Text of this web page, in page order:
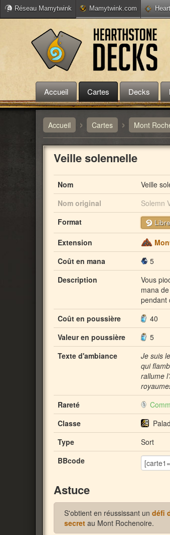
Réseau Mamytwink Mamytwink.com
Accueil Cartes Decks
Accueil › Cartes › Mont
Veille solennelle
Nom
Veille
Nom original
Solemn
Format
Libre
Extension
Coût en mana
5
Description
Vous
mana
pendant
Coût en poussière
40
Valeur en poussière
5
Texte d'ambiance
Je suis
qui
rallume
Rareté
Classe
Type
Sort
BBcode
Astuce
S'obtient en réussissant un défi
secret au Mont Rochenoire.